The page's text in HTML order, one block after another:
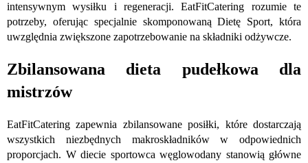
intensywnym wysiłku i regeneracji. EatFitCatering rozumie te
potrzeby, oferując specjalnie skomponowaną Dietę Sport, która
uwzględnia zwiększone zapotrzebowanie na składniki odżywcze.
Zbilansowana dieta pudełkowa dla
mistrzów
EatFitCatering zapewnia zbilansowane posiłki, które dostarczają
wszystkich niezbędnych makroskładników w odpowiednich
proporcjach. W diecie sportowca węglowodany stanowią główne